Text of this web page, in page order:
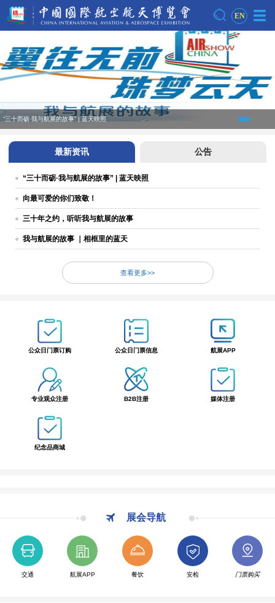
EN
“三十而砺·我与航展的故事” | 蓝天映照
最新资讯 公告
“三十而砺·我与航展的故事” | 蓝天映照
“三十而砺·我与航展的故事” | 蓝天映照逐梦赤子情
向最可爱的你们致敬！
三十年之约，听听我与航展的故事
三十年之约，听听我与航展的故事
我与航展的故事 ｜相框里的蓝天
我与航展的故事 ｜相框里的蓝天
查看更多>>
公众日门票订购 公众日门票信息 航展APP
专业观众注册 B2B注册 媒体注册
纪念品商城
展会导航
交通 航展APP 餐饮 安检 门票购买